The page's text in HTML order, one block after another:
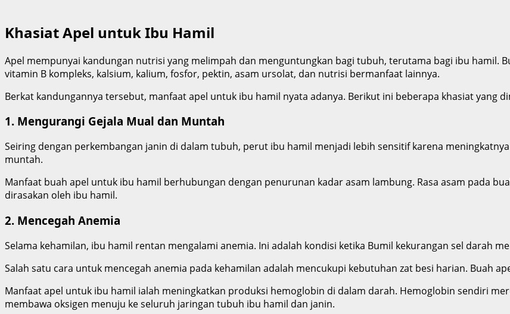
Khasiat Apel untuk Ibu Hamil
Apel mempunyai kandungan nutrisi yang melimpah dan menguntungkan bagi tubuh, terutama bagi ibu hamil.
vitamin B kompleks, kalsium, kalium, fosfor, pektin, asam ursolat, dan nutrisi bermanfaat lainnya.
Berkat kandungannya tersebut, manfaat apel untuk ibu hamil nyata adanya. Berikut ini beberapa khasiat yang
1. Mengurangi Gejala Mual dan Muntah
Seiring dengan perkembangan janin di dalam tubuh, perut ibu hamil menjadi lebih sensitif karena
muntah.
Manfaat buah apel untuk ibu hamil berhubungan dengan penurunan kadar asam lambung. Rasa asam pada
dirasakan oleh ibu hamil.
2. Mencegah Anemia
Selama kehamilan, ibu hamil rentan mengalami anemia. Ini adalah kondisi ketika Bumil kekurangan sel darah
Salah satu cara untuk mencegah anemia pada kehamilan adalah mencukupi kebutuhan zat besi harian. Buah
Manfaat apel untuk ibu hamil ialah meningkatkan produksi hemoglobin di dalam darah. Hemoglobin sendiri
membawa oksigen menuju ke seluruh jaringan tubuh ibu hamil dan janin.